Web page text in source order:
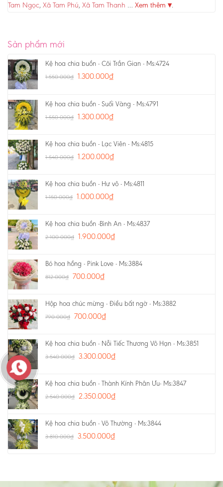
Tam Ngọc, Xã Tam Phú, Xã Tam Thanh … Xem thêm ▾.
Sản phẩm mới
Kệ hoa chia buồn - Cõi Trần Gian - Ms:4724
1.550.000₫ 1.300.000₫
Kệ hoa chia buồn - Suối Vàng - Ms:4791
1.550.000₫ 1.300.000₫
Kệ hoa chia buồn - Lạc Viên - Ms:4815
1.540.000₫ 1.200.000₫
Kệ hoa chia buồn - Hư vô - Ms:4811
1.150.000₫ 1.000.000₫
Kệ hoa chia buồn -Bình An - Ms:4837
2.100.000₫ 1.900.000₫
Bó hoa hồng - Pink Love - Ms:3884
812.000₫ 700.000₫
Hộp hoa chúc mừng - Điều bất ngờ - Ms:3882
790.000₫ 700.000₫
Kệ hoa chia buồn - Nỗi Tiếc Thương Vô Hạn - Ms:3851
3.540.000₫ 3.300.000₫
Kệ hoa chia buồn - Thành Kính Phân Ưu- Ms:3847
2.540.000₫ 2.350.000₫
Kệ hoa chia buồn - Vô Thường - Ms:3844
3.810.000₫ 3.500.000₫